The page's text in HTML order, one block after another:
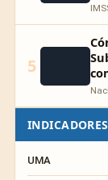
5
INDICADORES
UMA